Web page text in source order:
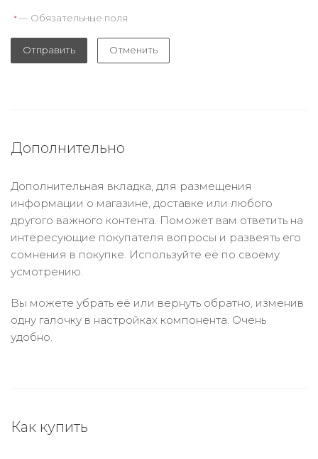
* — Обязательные поля
Отправить Отменить
Дополнительно
Дополнительная вкладка, для размещения
информации о магазине, доставке или любого
другого важного контента. Поможет вам ответить на
интересующие покупателя вопросы и развеять его
сомнения в покупке. Используйте её по своему
усмотрению.
Вы можете убрать её или вернуть обратно, изменив
одну галочку в настройках компонента. Очень
удобно.
Как купить